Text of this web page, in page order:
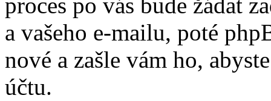
proces po vás bude žádat
a vašeho e-mailu, poté
nové a zašle vám ho,
účtu.